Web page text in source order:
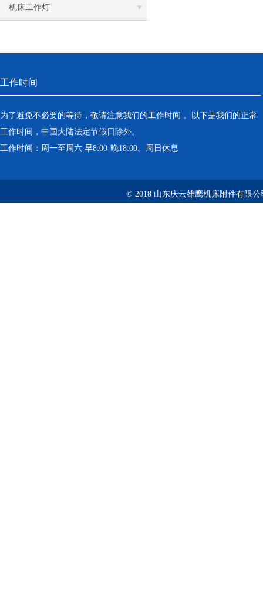
机床工作灯
工作时间
为了避免不必要的等待，敬请注意我们的工作时间 。以下是我们的正常
工作时间，中国大陆法定节假日除外。
工作时间：周一至周六 早8:00-晚18:00。周日休息
© 2018 山东庆云雄鹰机床附件有限